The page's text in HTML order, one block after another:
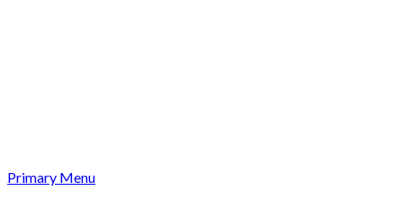
Primary Menu